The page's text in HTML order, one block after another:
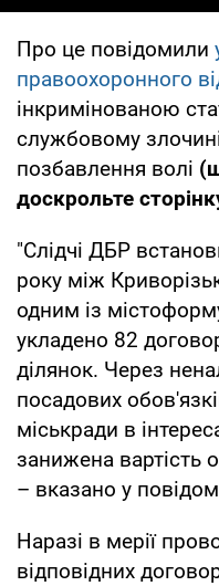
Про це повідомили
правоохоронного
інкримінованою
службовому
позбавлення волі
доскрольте
"Слідчі ДБР
року між
одним із
укладено 82
ділянок. Через
посадових
міськради в
занижена вартість
– вказано у
Наразі в мерії
відповідних